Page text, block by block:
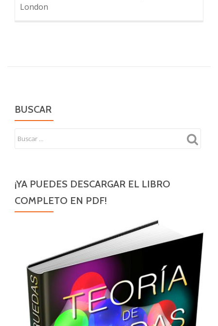
London
BUSCAR
¡YA PUEDES DESCARGAR EL LIBRO
COMPLETO EN PDF!